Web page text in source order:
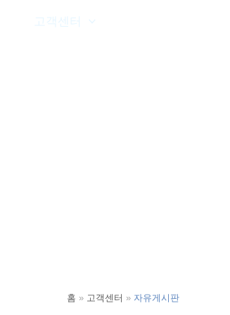
고객센터
홈 고객센터 자유게시판